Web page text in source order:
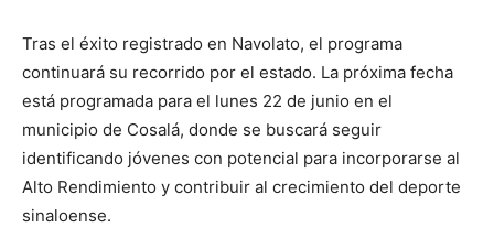
Tras el éxito registrado en Navolato, el programa
continuará su recorrido por el estado. La próxima fecha
está programada para el lunes 22 de junio en el
municipio de Cosalá, donde se buscará seguir
identificando jóvenes con potencial para incorporarse al
Alto Rendimiento y contribuir al crecimiento del deporte
sinaloense.